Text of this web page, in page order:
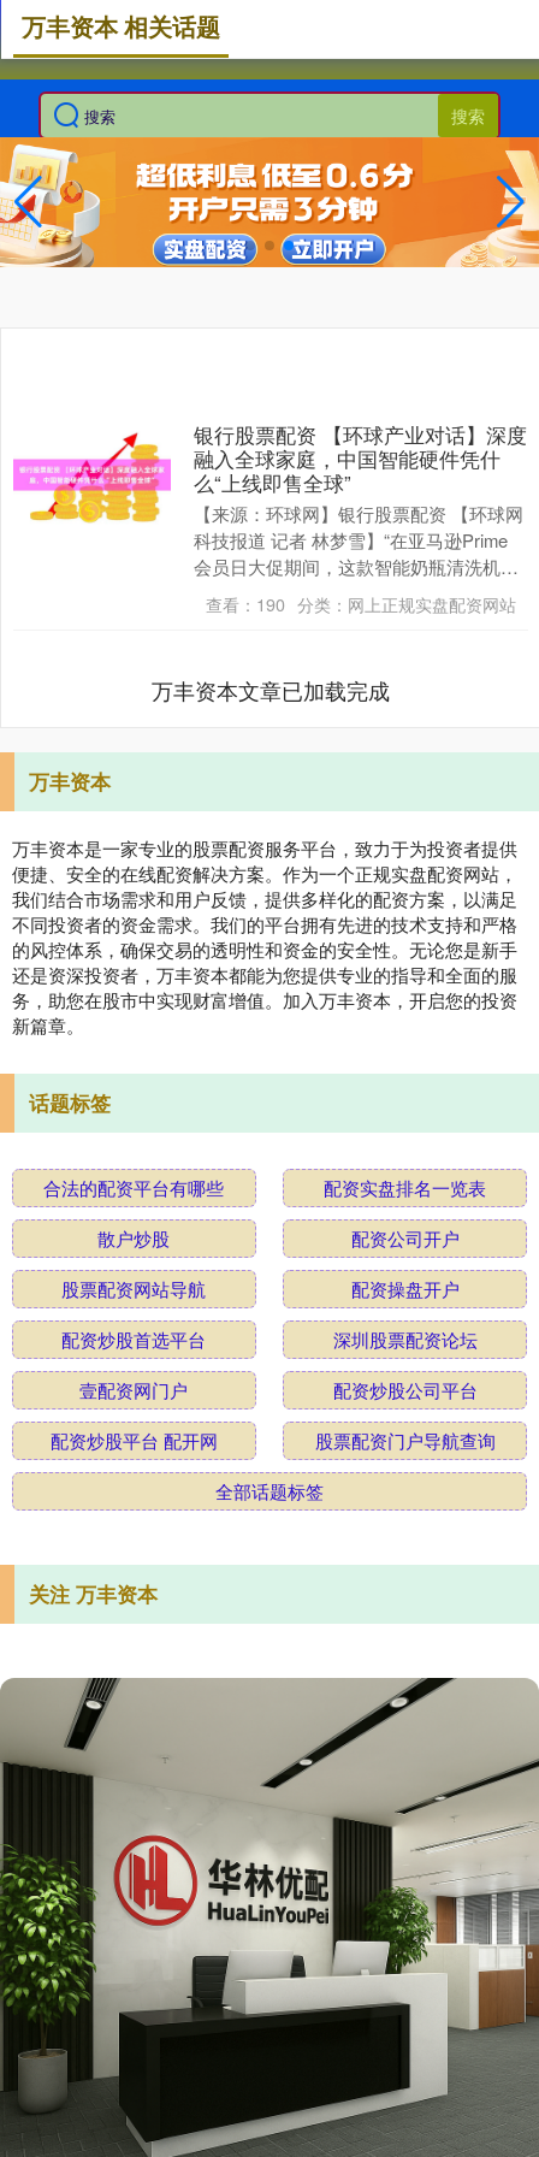
搜索
万丰资本 相关话题
银行股票配资 【环球产业对话】深度
融入全球家庭，中国智能硬件凭什
么“上线即售全球”
【来源：环球网】银行股票配资 【环球网
科技报道 记者 林梦雪】“在亚马逊Prime
会员日大促期间，这款智能奶瓶清洗机在
全品类Bestseller中都排名靠前。....
查看： 190 分类： 网上正规实盘配资网站
万丰资本文章已加载完成
万丰资本
万丰资本是一家专业的股票配资服务平台，致力于为投资者提供
便捷、安全的在线配资解决方案。作为一个正规实盘配资网站，
我们结合市场需求和用户反馈，提供多样化的配资方案，以满足
不同投资者的资金需求。我们的平台拥有先进的技术支持和严格
的风控体系，确保交易的透明性和资金的安全性。无论您是新手
还是资深投资者，万丰资本都能为您提供专业的指导和全面的服
务，助您在股市中实现财富增值。加入万丰资本，开启您的投资
新篇章。
话题标签
合法的配资平台有哪些
配资实盘排名一览表
散户炒股
配资公司开户
股票配资网站导航
配资操盘开户
配资炒股首选平台
深圳股票配资论坛
壹配资网门户
配资炒股公司平台
配资炒股平台 配开网
股票配资门户导航查询
全部话题标签
关注 万丰资本